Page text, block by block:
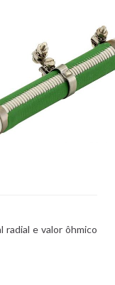
radial e valor ôhmico